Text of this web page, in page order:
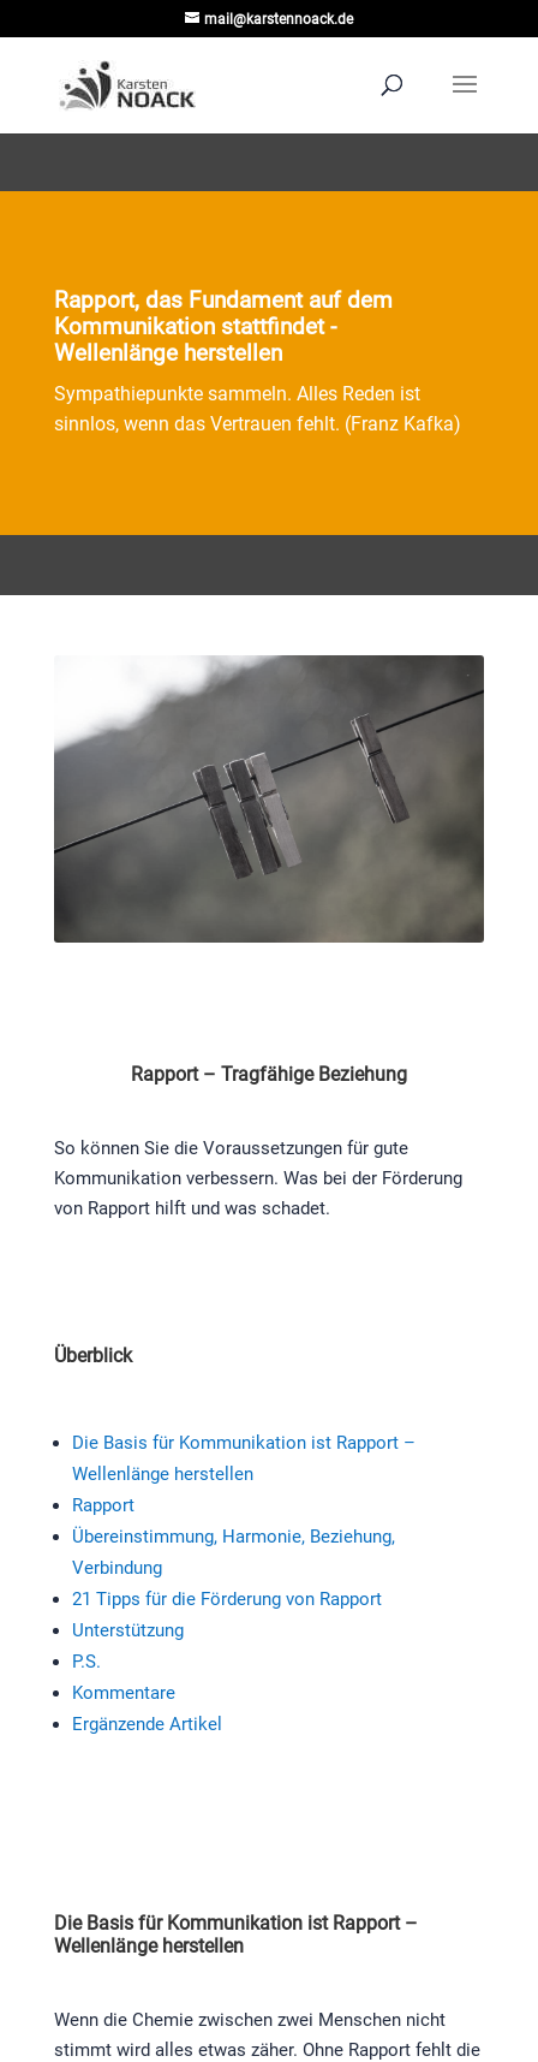
mail@karstennoack.de
Rapport, das Fundament auf dem
Kommunikation stattfindet -
Wellenlänge herstellen
Sympathiepunkte sammeln. Alles Reden ist
sinnlos, wenn das Vertrauen fehlt. (Franz Kafka)
Rapport – Tragfähige Beziehung
So können Sie die Voraussetzungen für gute
Kommunikation verbessern. Was bei der Förderung
von Rapport hilft und was schadet.
Überblick
Die Basis für Kommunikation ist Rapport –
Wellenlänge herstellen
Rapport
Übereinstimmung, Harmonie, Beziehung,
Verbindung
21 Tipps für die Förderung von Rapport
Unterstützung
P.S.
Kommentare
Ergänzende Artikel
Die Basis für Kommunikation ist Rapport –
Wellenlänge herstellen
Wenn die Chemie zwischen zwei Menschen nicht
stimmt wird alles etwas zäher. Ohne Rapport fehlt die